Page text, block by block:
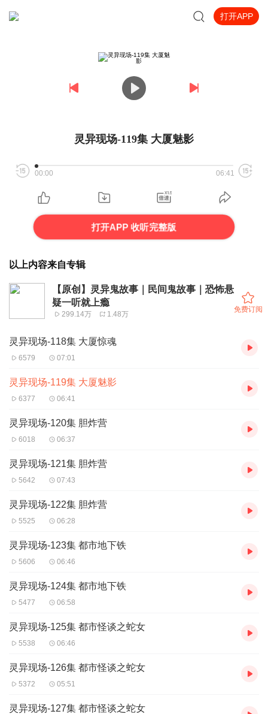
打开APP
灵异现场-119集 大厦魅影
00:00 06:41
打开APP 收听完整版
以上内容来自专辑
【原创】灵异鬼故事｜民间鬼故事｜恐怖悬
疑一听就上瘾
299.14万 1.48万
免费订阅
灵异现场-118集 大厦惊魂
6579 07:01
灵异现场-119集 大厦魅影
6377 06:41
灵异现场-120集 胆炸营
6018 06:37
灵异现场-121集 胆炸营
5642 07:43
灵异现场-122集 胆炸营
5525 06:28
灵异现场-123集 都市地下铁
5606 06:46
灵异现场-124集 都市地下铁
5477 06:58
灵异现场-125集 都市怪谈之蛇女
5538 06:46
灵异现场-126集 都市怪谈之蛇女
5372 05:51
灵异现场-127集 都市怪谈之蛇女